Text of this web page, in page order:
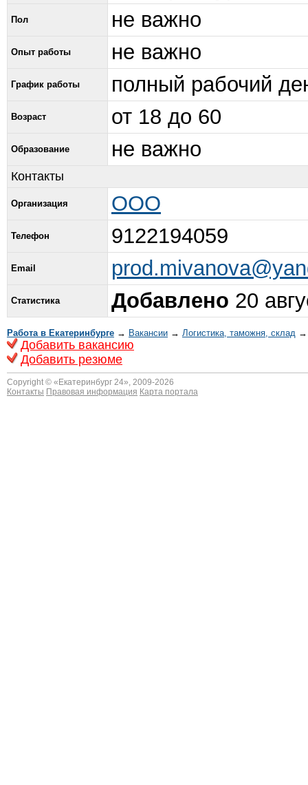
Пол не важно
Опыт работы не важно
График работы полный рабочий
Возраст от 18 до 60
Образование не важно
Контакты
Организация ООО
Телефон 9122194059
Email
Статистика Добавлено 20
Работа в Екатеринбурге → Вакансии → Логистика, таможня, склад →
Добавить вакансию
Добавить резюме
Copyright © « Екатеринбург 24», 2009-2026
Контакты Правовая информация Карта портала